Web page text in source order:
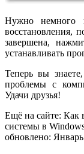
Нужно немного
восстановления,
завершена,
устанавливать
Теперь вы
проблемы с
Удачи друзья!
Ещё на сайте: Как
системы в
обновлено: